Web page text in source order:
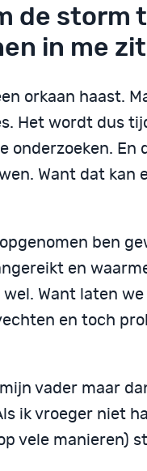
de storm
in me zit
orkaan haast.
Het wordt dus
onderzoeken. En
Want dat kan
ben
en
Want laten
en toch
vader maar
ik vroeger niet
vele manieren)